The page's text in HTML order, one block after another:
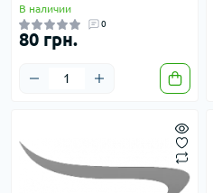
В наличии
0
80 грн.